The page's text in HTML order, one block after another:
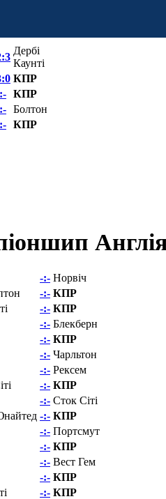
Дербі
Каунті
КПР
КПР
Болтон
КПР
-:- Норвіч
-:- КПР
-:- КПР
-:- Блекберн
-:- КПР
-:- Чарльтон
-:- Рексем
-:- КПР
-:- Сток Сіті
-:- КПР
-:- Портсмут
-:- КПР
-:- Вест Гем
-:- КПР
-:- КПР